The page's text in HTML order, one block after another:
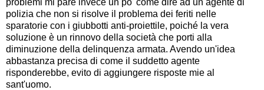
problemi mi pare invece un po' come dire ad un agente di
polizia che non si risolve il problema dei feriti nelle
sparatorie con i giubbotti anti-proiettile, poiché la vera
soluzione è un rinnovo della società che porti alla
diminuzione della delinquenza armata. Avendo un'idea
abbastanza precisa di come il suddetto agente
risponderebbe, evito di aggiungere risposte mie al
sant'uomo.